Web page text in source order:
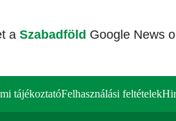
a Szabadföld Google News
tájékoztatóFelhasználási feltételek